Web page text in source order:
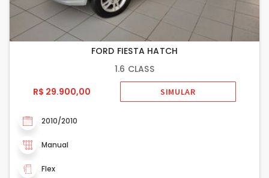
FORD FIESTA HATCH
1.6 CLASS
R$ 29.900,00
SIMULAR
2010/2010
Manual
Flex